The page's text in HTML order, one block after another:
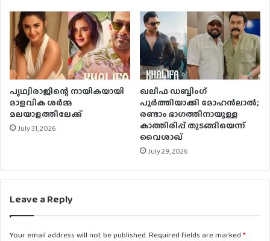
പൃഥ്വിരാജിന്റെ നായികയായി
മാളവിക ശര്‍മ്മ
മലയാളത്തിലേക്ക്
July 31, 2026
ഖലീഫ ഡബ്ബിംഗ്
പൂർത്തിയാക്കി മോഹൻലാൽ;
രണ്ടാം ഭാഗത്തിനായുള്ള
കാത്തിരിപ്പ് തുടങ്ങിയെന്ന്
വൈശാഖ്
July 29, 2026
Leave a Reply
Your email address will not be published.Required fields are marked *